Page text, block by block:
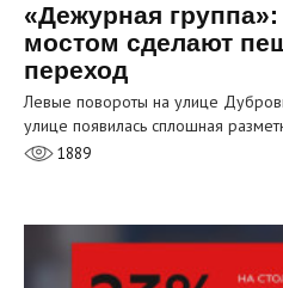
«Дежурная
мостом сделают
переход
Левые повороты на улице
улице появилась сплошная
1889